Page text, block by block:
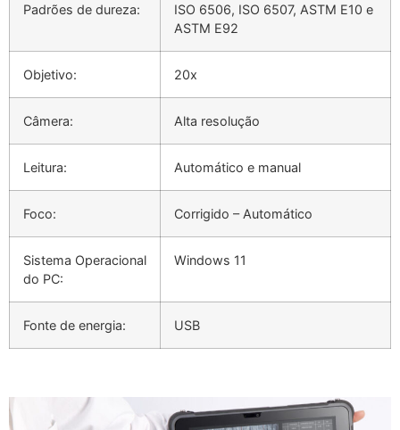
Padrões de dureza:
ISO 6506, ISO 6507, ASTM E10 e
ASTM E92
Objetivo: 20x
Câmera: Alta resolução
Leitura: Automático e manual
Foco: Corrigido – Automático
Sistema Operacional
do PC:
Windows 11
Fonte de energia: USB